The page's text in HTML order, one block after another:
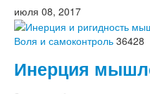
июля 08, 2017
Воля и самоконтроль 36428
Инерция